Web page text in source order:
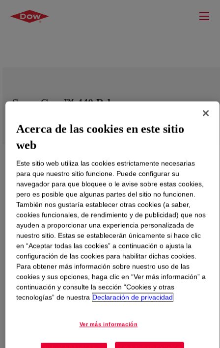
SupraCare™ 440 Polymer
Qué esSupraCare™ 440 Polymer?
This can be used to thicken both aqueous cleaners and
those containing many organic solvents. SupraCare™
440 Polymer can also act as an emollient in liquid
detergents. SupraCare™ 440 Polymer adds lubricity to
Acerca de las cookies en este sitio
web
Este sitio web utiliza las cookies estrictamente necesarias
para que nuestro sitio funcione. Puede configurar su
navegador para que bloquee o le avise sobre estas cookies,
pero es posible que algunas partes del sitio no funcionen.
También nos gustaría establecer otras cookies (a saber,
cookies funcionales, de rendimiento y de publicidad) que nos
ayuden a proporcionar una experiencia personalizada de
nuestro sitio. Estas se establecerán únicamente si hace clic
en “Aceptar todas las cookies” a continuación o ajusta la
configuración de las cookies para habilitar dichas cookies.
Para obtener más información sobre nuestro uso de las
cookies y sus opciones, haga clic en “Ver más información” a
continuación y consulte la sección “Cookies y otras
tecnologías” de nuestra Declaración de privacidad
Ver más información